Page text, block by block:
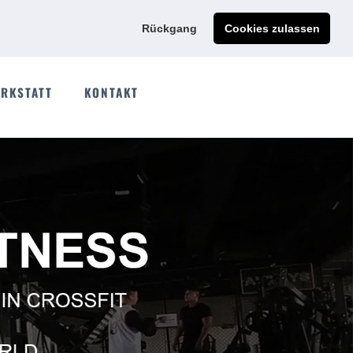
Rückgang Cookies zulassen
Jetzt individuelles Angebot anfordern
KONTAKT